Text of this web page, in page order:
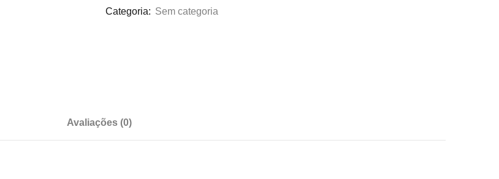
Categoria: Sem categoria
Avaliações (0)